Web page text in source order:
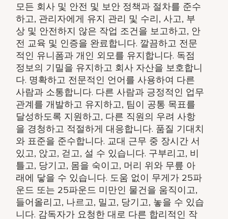
모든 회사 및 안전 및 보안 정책과 절차를 준수
하고, 관리자에게 유지 관리 및 수리, 사고, 부
상 및 안전하지 않은 작업 조건을 보고하고, 안
전 교육 및 인증을 완료합니다. 깔끔하고 전문
적인 유니폼과 개인 외모를 유지합니다. 독점
정보의 기밀을 유지하고 회사 자산을 보호합니
다. 명확하고 전문적인 언어를 사용하여 다른
사람과 소통합니다. 다른 사람과 긍정적인 업무
관계를 개발하고 유지하고, 팀이 공통 목표를
달성하도록 지원하고, 다른 직원의 우려 사항
을 경청하고 적절하게 대응합니다. 품질 기대치
와 표준을 준수합니다. 교대 근무 중 장시간 서
있고, 앉고, 걷고, 설 수 있습니다. 구부리고, 비
틀고, 당기고, 몸을 숙이고, 머리 위와 무릎 아
래에 닿을 수 있습니다. 도움 없이 무게가 25파
운드 또는 25파운드 미만인 물건을 움직이고,
들어올리고, 나르고, 밀고, 당기고, 놓을 수 있습
니다. 감독자가 요청한 대로 다른 합리적인 작